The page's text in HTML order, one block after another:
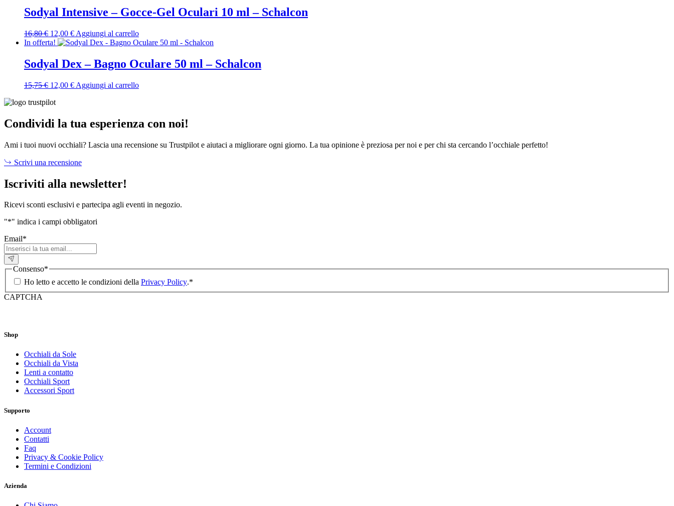
era:
16,80 €.
è:
11,00 €.
Sodyal Intensive – Gocce-Gel Oculari 10 ml – Schalcon
16,80€ Il
prezzo
era:
16,80 €.
12,00 €Il
prezzo
12,00 €.
Aggiungi al carrello
In offerta!
Sodyal Dex – Bagno Oculare 50 ml – Schalcon
15,75€ Il
originale
15,75 €.
12,00 €Il
12,00 €.
Aggiungi al carrello
Condividi la tua esperienza con noi!
Ami i tuoi nuovi occhiali? Lascia una recensione su Trustpilot e aiutaci a migliorare ogni giorno. La tua opinione è preziosa per noi e per chi sta cercando l’occhiale perfetto!
Scrivi una recensione
Iscriviti alla newsletter!
Ricevi sconti esclusivi e partecipa agli eventi in negozio.
"*" indica i campi obbligatori
Email*
Consenso*
Ho letto e accetto le condizioni della Privacy Policy.*
CAPTCHA
Shop
Occhiali da Sole
Occhiali da Vista
Lenti a contatto
Occhiali Sport
Accessori Sport
Supporto
Account
Contatti
Faq
Privacy & Cookie Policy
Termini e Condizioni
Azienda